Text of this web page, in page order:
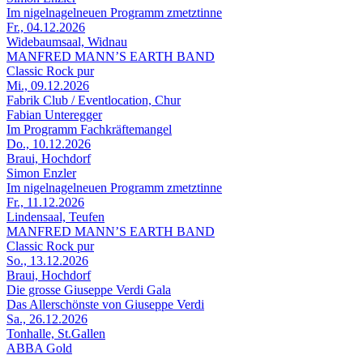
Im nigelnagelneuen Programm zmetztinne
Fr., 04.12.2026
Widebaumsaal, Widnau
MANFRED MANN’S EARTH BAND
Classic Rock pur
Mi., 09.12.2026
Fabrik Club / Eventlocation, Chur
Fabian Unteregger
Im Programm Fachkräftemangel
Do., 10.12.2026
Braui, Hochdorf
Simon Enzler
Im nigelnagelneuen Programm zmetztinne
Fr., 11.12.2026
Lindensaal, Teufen
MANFRED MANN’S EARTH BAND
Classic Rock pur
So., 13.12.2026
Braui, Hochdorf
Die grosse Giuseppe Verdi Gala
Das Allerschönste von Giuseppe Verdi
Sa., 26.12.2026
Tonhalle, St.Gallen
ABBA Gold